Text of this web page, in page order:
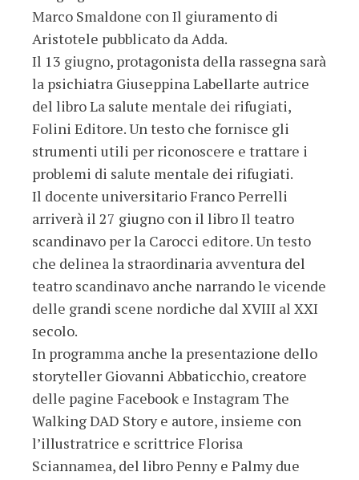
Marco Smaldone con Il giuramento di
Aristotele pubblicato da Adda.
Il 13 giugno, protagonista della rassegna sarà
la psichiatra Giuseppina Labellarte autrice
del libro La salute mentale dei rifugiati,
Folini Editore. Un testo che fornisce gli
strumenti utili per riconoscere e trattare i
problemi di salute mentale dei rifugiati.
Il docente universitario Franco Perrelli
arriverà il 27 giugno con il libro Il teatro
scandinavo per la Carocci editore. Un testo
che delinea la straordinaria avventura del
teatro scandinavo anche narrando le vicende
delle grandi scene nordiche dal XVIII al XXI
secolo.
In programma anche la presentazione dello
storyteller Giovanni Abbaticchio, creatore
delle pagine Facebook e Instagram The
Walking DAD Story e autore, insieme con
l’illustratrice e scrittrice Florisa
Sciannamea, del libro Penny e Palmy due